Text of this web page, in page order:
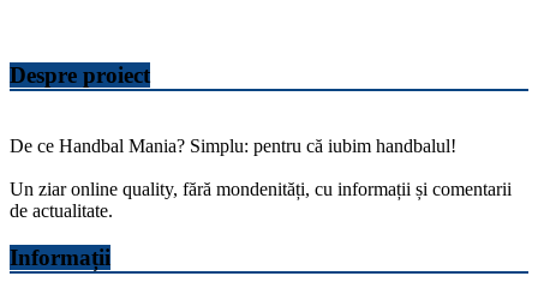
Despre proiect
De ce Handbal Mania? Simplu: pentru că iubim handbalul!
Un ziar online quality, fără mondenități, cu informații și comentarii
de actualitate.
Informații